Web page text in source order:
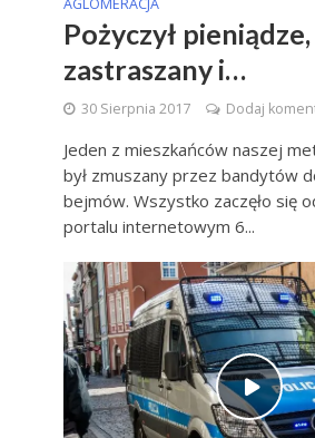
AGLOMERACJA
Pożyczył pieniądze,
zastraszany i…
30 Sierpnia 2017 Dodaj
Jeden z mieszkańców naszej
był zmuszany przez bandytów
bejmów. Wszystko zaczęło się
portalu internetowym 6...